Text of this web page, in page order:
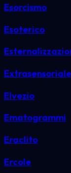
Esorcismo
Esoterico
Extrasensoriale
Elvezio
Ematogrammi
Eraclito
Ercole